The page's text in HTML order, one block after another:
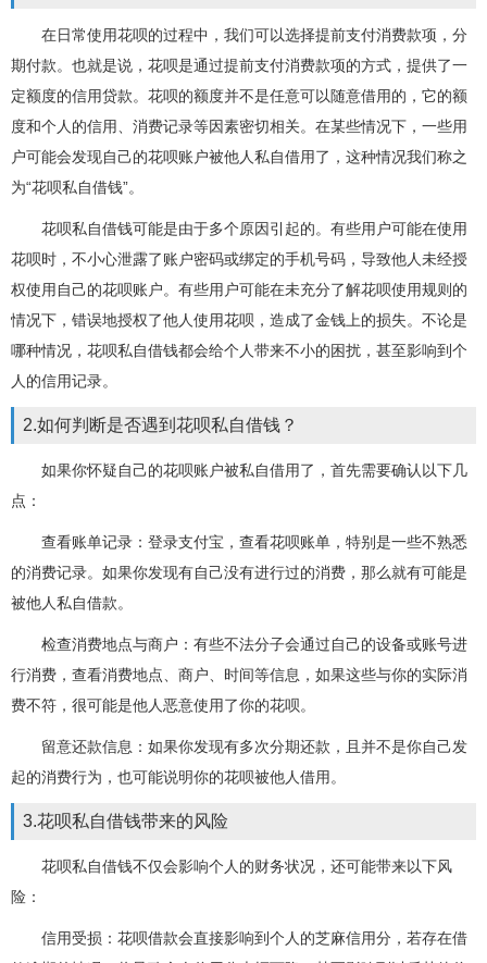
在日常使用花呗的过程中，我们可以选择提前支付消费款项，分
期付款。也就是说，花呗是通过提前支付消费款项的方式，提供了一
定额度的信用贷款。花呗的额度并不是任意可以随意借用的，它的额
度和个人的信用、消费记录等因素密切相关。在某些情况下，一些用
户可能会发现自己的花呗账户被他人私自借用了，这种情况我们称之
为“花呗私自借钱”。
花呗私自借钱可能是由于多个原因引起的。有些用户可能在使用
花呗时，不小心泄露了账户密码或绑定的手机号码，导致他人未经授
权使用自己的花呗账户。有些用户可能在未充分了解花呗使用规则的
情况下，错误地授权了他人使用花呗，造成了金钱上的损失。不论是
哪种情况，花呗私自借钱都会给个人带来不小的困扰，甚至影响到个
人的信用记录。
2.如何判断是否遇到花呗私自借钱？
如果你怀疑自己的花呗账户被私自借用了，首先需要确认以下几
点：
查看账单记录：登录支付宝，查看花呗账单，特别是一些不熟悉
的消费记录。如果你发现有自己没有进行过的消费，那么就有可能是
被他人私自借款。
检查消费地点与商户：有些不法分子会通过自己的设备或账号进
行消费，查看消费地点、商户、时间等信息，如果这些与你的实际消
费不符，很可能是他人恶意使用了你的花呗。
留意还款信息：如果你发现有多次分期还款，且并不是你自己发
起的消费行为，也可能说明你的花呗被他人借用。
3.花呗私自借钱带来的风险
花呗私自借钱不仅会影响个人的财务状况，还可能带来以下风
险：
信用受损：花呗借款会直接影响到个人的芝麻信用分，若存在借